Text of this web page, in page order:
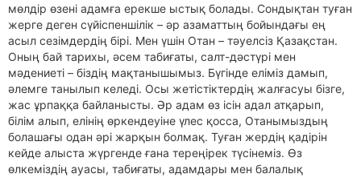
мөлдір өзені адамға ерекше ыстық болады. Сондықтан туған
жерге деген сүйіспеншілік – әр азаматтың бойындағы ең
асыл сезімдердің бірі. Мен үшін Отан – тәуелсіз Қазақстан.
Оның бай тарихы, әсем табиғаты, салт-дәстүрі мен
мәдениеті – біздің мақтанышымыз. Бүгінде еліміз дамып,
әлемге танылып келеді. Осы жетістіктердің жалғасуы бізге,
жас ұрпаққа байланысты. Әр адам өз ісін адал атқарып,
білім алып, елінің өркендеуіне үлес қосса, Отанымыздың
болашағы одан әрі жарқын болмақ. Туған жердің қадірін
кейде алыста жүргенде ғана тереңірек түсінеміз. Өз
өлкеміздің ауасы, табиғаты, адамдары мен балалық